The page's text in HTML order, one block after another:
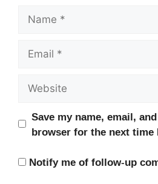
Name
Email
Website
Save my name, email,
browser for the next time
Notify me of follow-up